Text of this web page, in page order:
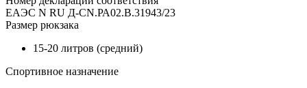
ЕАЭС N RU Д-CN.РА02.В.31943/23
Размер рюкзака
15-20 литров (средний)
Спортивное назначение